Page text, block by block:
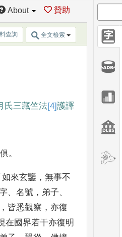
About 贊助
查詢 全文檢索
氏三藏竺法[4]護譯
。
如來玄鑒 ， 無事不
、 名號 ， 弟子、
， 皆悉觀察 ， 亦復
在國界若干亦復明